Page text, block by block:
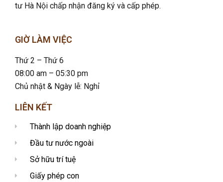
tư Hà Nội chấp nhận đăng ký và cấp phép.
GIỜ LÀM VIỆC
Thứ 2 – Thứ 6
08:00 am – 05:30 pm
Chủ nhật & Ngày lễ: Nghỉ
LIÊN KẾT
Thành lập doanh nghiệp
Đầu tư nước ngoài
Sở hữu trí tuệ
Giấy phép con